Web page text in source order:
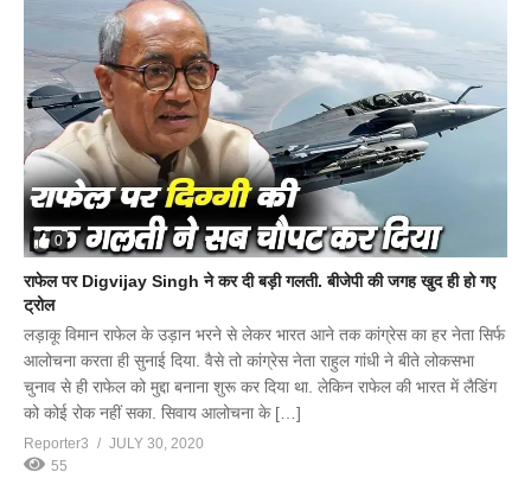
0
राफेल पर Digvijay Singh ने कर दी बड़ी गलती. बीजेपी की जगह खुद ही हो गए
ट्रोल
लड़ाकू विमान राफेल के उड़ान भरने से लेकर भारत आने तक कांग्रेस का हर नेता सिर्फ
आलोचना करता ही सुनाई दिया. वैसे तो कांग्रेस नेता राहुल गांधी ने बीते लोकसभा
चुनाव से ही राफेल को मुद्दा बनाना शुरू कर दिया था. लेकिन राफेल की भारत में लैडिंग
को कोई रोक नहीं सका. सिवाय आलोचना के […]
Reporter3
JULY 30, 2020
55